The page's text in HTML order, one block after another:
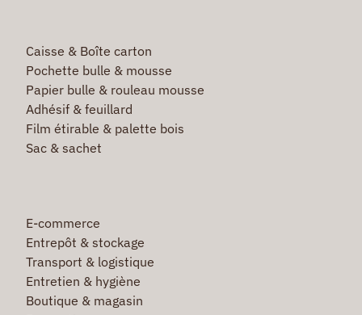
Caisse & Boîte carton
Pochette bulle & mousse
Papier bulle & rouleau mousse
Adhésif & feuillard
Film étirable & palette bois
Sac & sachet
E-commerce
Entrepôt & stockage
Transport & logistique
Entretien & hygiène
Boutique & magasin